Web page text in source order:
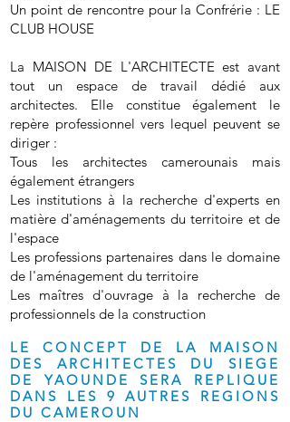
Un point de rencontre pour la Confrérie : LE
CLUB HOUSE
La MAISON DE L'ARCHITECTE est avant
tout un espace de travail dédié aux
architectes. Elle constitue également le
repère professionnel vers lequel peuvent se
diriger :
Tous les architectes camerounais mais
également étrangers ​
Les institutions à la recherche d'experts en
matière d'aménagements du territoire et de
l'espace
Les professions partenaires dans le domaine
de l'aménagement du territoire
Les maîtres d'ouvrage à la recherche de
professionnels de la construction
LE CONCEPT DE LA MAISON
DES ARCHITECTES DU SIEGE
DE YAOUNDE SERA REPLIQUE
DANS LES 9 AUTRES REG IONS
DU CAMEROUN